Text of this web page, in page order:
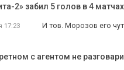
2» забил 5 голов в 4
17:23 И тов. Морозов его
с агентом не